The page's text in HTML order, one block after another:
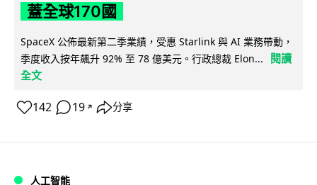
蓋全球170國
SpaceX 公佈最新第二季業績，受惠 Starlink 與 AI 業務帶動，
季度收入按年飆升 92% 至 78 億美元。行政總裁 Elon...
閱讀
全文
142 19 ↗ 分享
人工智能